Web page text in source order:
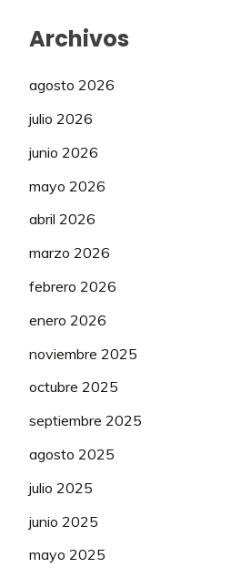
Archivos
agosto 2026
julio 2026
junio 2026
mayo 2026
abril 2026
marzo 2026
febrero 2026
enero 2026
noviembre 2025
octubre 2025
septiembre 2025
agosto 2025
julio 2025
junio 2025
mayo 2025